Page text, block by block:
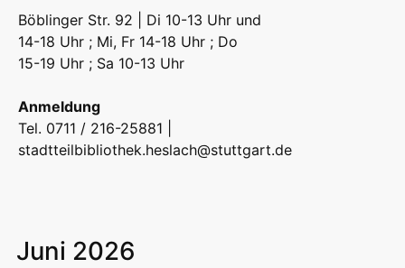
Böblinger Str. 92 | Di 10-13 Uhr und
14-18 Uhr ; Mi, Fr 14-18 Uhr ; Do
15-19 Uhr ; Sa 10-13 Uhr
Anmeldung
Tel. 0711 / 216-25881 |
stadtteilbibliothek.heslach@stuttgart.de
Juni 2026